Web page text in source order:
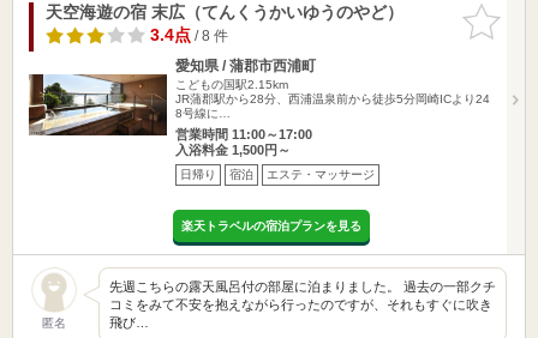
お気に入
りに追加
天空海遊の宿 末広（てんくうかいゆうのやど）
3.4点/ 8 件
愛知県 / 蒲郡市西浦町
こどもの国駅2.15km
JR蒲郡駅から28分、西浦温泉前から徒歩5分岡崎ICより24
8号線に…
営業時間 11:00～17:00
入浴料金 1,500円～
日帰り 宿泊 エステ・マッサージ
楽天トラベルの宿泊プランを見る
匿名
先週こちらの露天風呂付の部屋に泊まりました。 過去の一部クチ
コミをみて不安を抱えながら行ったのですが、それもすぐに吹き
飛び…